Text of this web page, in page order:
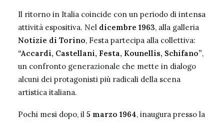
Il ritorno in Italia coincide con un periodo di intensa
attività espositiva. Nel dicembre 1963, alla galleria
Notizie di Torino, Festa partecipa alla collettiva:
“Accardi, Castellani, Festa, Kounellis, Schifano”,
un confronto generazionale che mette in dialogo
alcuni dei protagonisti più radicali della scena
artistica italiana.
Pochi mesi dopo, il 5 marzo 1964, inaugura presso la